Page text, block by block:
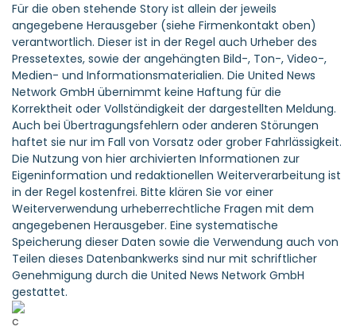
Für die oben stehende Story ist allein der jeweils
angegebene Herausgeber (siehe Firmenkontakt oben)
verantwortlich. Dieser ist in der Regel auch Urheber des
Pressetextes, sowie der angehängten Bild-, Ton-, Video-,
Medien- und Informationsmaterialien. Die United News
Network GmbH übernimmt keine Haftung für die
Korrektheit oder Vollständigkeit der dargestellten Meldung.
Auch bei Übertragungsfehlern oder anderen Störungen
haftet sie nur im Fall von Vorsatz oder grober Fahrlässigkeit.
Die Nutzung von hier archivierten Informationen zur
Eigeninformation und redaktionellen Weiterverarbeitung ist
in der Regel kostenfrei. Bitte klären Sie vor einer
Weiterverwendung urheberrechtliche Fragen mit dem
angegebenen Herausgeber. Eine systematische
Speicherung dieser Daten sowie die Verwendung auch von
Teilen dieses Datenbankwerks sind nur mit schriftlicher
Genehmigung durch die United News Network GmbH
gestattet.